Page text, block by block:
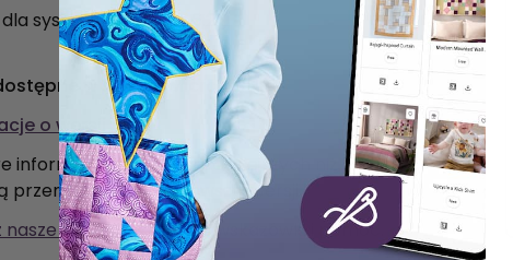
systemu Windows 6.2.0
w sklepie Microsoft!
o wersji
informacje z wersji wcześniejszych niż 5.2.0 nie
przeniesione do najnowszej wersji.
FAQ, aby uzyskać wskazówki i pomoc.